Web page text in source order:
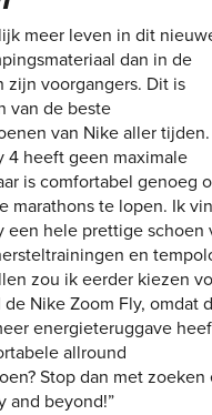
meer leven in dit
dan in de
zijn voorgangers. Dit is
van de beste
van Nike aller
4 heeft geen maximale
is comfortabel genoeg
marathons te lopen. Ik
een hele prettige schoen
en
zou ik eerder kiezen
Nike Zoom Fly, omdat
energieteruggave
allround
Stop dan met zoeken
and beyond!”